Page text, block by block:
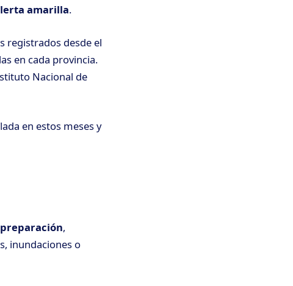
amarilla.
registrados desde el
en cada provincia.
Nacional de
en estos meses y
,
inundaciones o